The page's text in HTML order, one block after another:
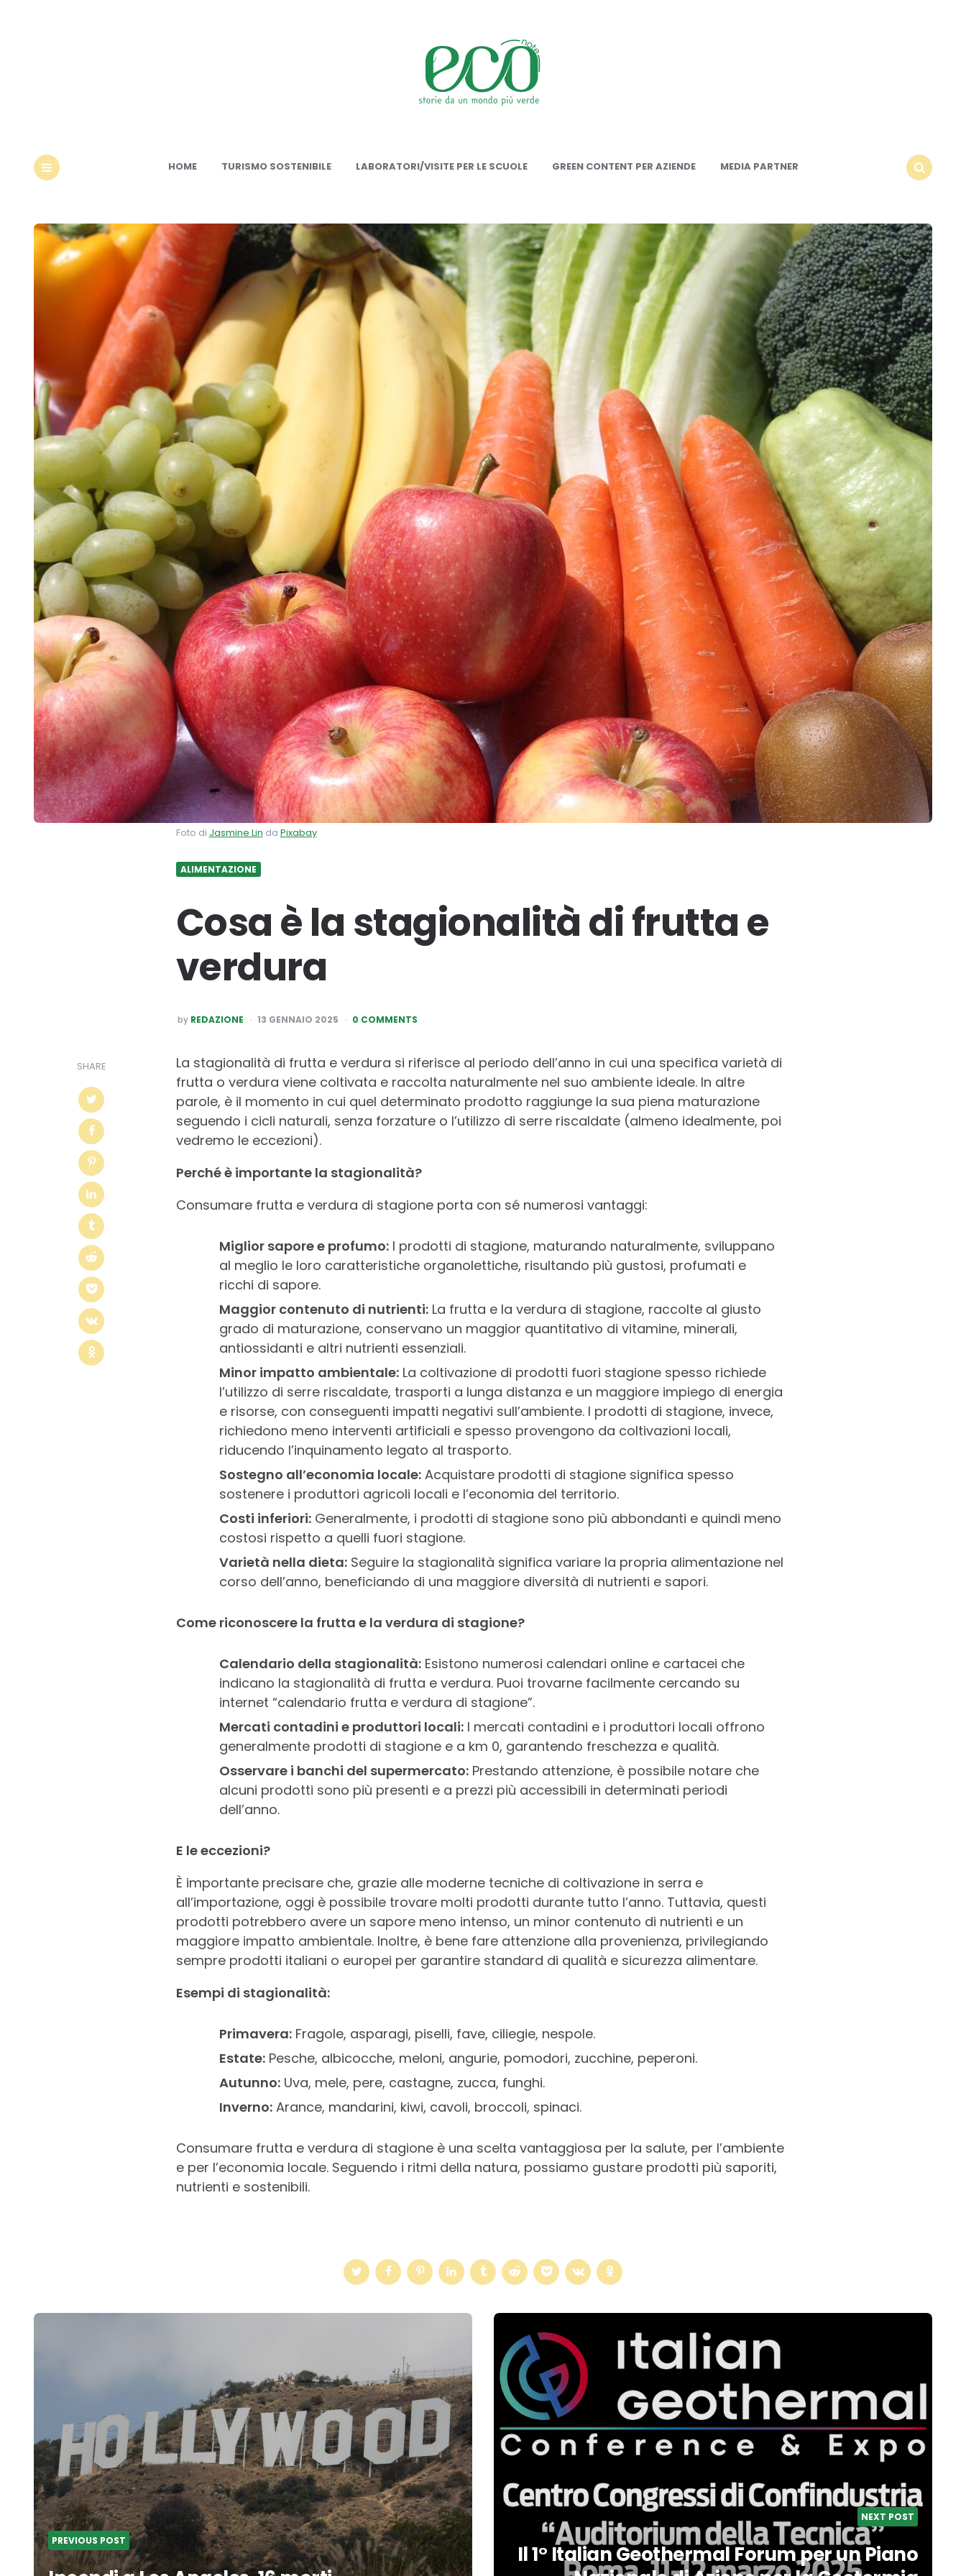
HOME TURISMO SOSTENIBILE LABORATORI/VISITE PER LE SCUOLE GREEN CONTENT PER AZIENDE
MEDIA PARTNER
Foto di Jasmine Lin da Pixabay
ALIMENTAZIONE
Cosa è la stagionalità di frutta e
verdura
POSTED
BY
by REDAZIONE 13 GENNAIO 2025 0 COMMENTS
SHARE
La stagionalità di frutta e verdura si riferisce al periodo dell’anno in cui una specifica varietà di
frutta o verdura viene coltivata e raccolta naturalmente nel suo ambiente ideale. In altre
parole, è il momento in cui quel determinato prodotto raggiunge la sua piena maturazione
seguendo i cicli naturali, senza forzature o l’utilizzo di serre riscaldate (almeno idealmente, poi
vedremo le eccezioni).
Perché è importante la stagionalità?
Consumare frutta e verdura di stagione porta con sé numerosi vantaggi:
Miglior sapore e profumo:I prodotti di stagione, maturando naturalmente, sviluppano
al meglio le loro caratteristiche organolettiche, risultando più gustosi, profumati e
ricchi di sapore.
Maggior contenuto di nutrienti:La frutta e la verdura di stagione, raccolte al giusto
grado di maturazione, conservano un maggior quantitativo di vitamine, minerali,
antiossidanti e altri nutrienti essenziali.
Minor impatto ambientale:La coltivazione di prodotti fuori stagione spesso richiede
l’utilizzo di serre riscaldate, trasporti a lunga distanza e un maggiore impiego di energia
e risorse, con conseguenti impatti negativi sull’ambiente. I prodotti di stagione, invece,
richiedono meno interventi artificiali e spesso provengono da coltivazioni locali,
riducendo l’inquinamento legato al trasporto.
Sostegno all’economia locale:Acquistare prodotti di stagione significa spesso
sostenere i produttori agricoli locali e l’economia del territorio.
Costi inferiori:Generalmente, i prodotti di stagione sono più abbondanti e quindi meno
costosi rispetto a quelli fuori stagione.
Varietà nella dieta:Seguire la stagionalità significa variare la propria alimentazione nel
corso dell’anno, beneficiando di una maggiore diversità di nutrienti e sapori.
Come riconoscere la frutta e la verdura di stagione?
Calendario della stagionalità:Esistono numerosi calendari online e cartacei che
indicano la stagionalità di frutta e verdura. Puoi trovarne facilmente cercando su
internet “calendario frutta e verdura di stagione”.
Mercati contadini e produttori locali:I mercati contadini e i produttori locali offrono
generalmente prodotti di stagione e a km 0, garantendo freschezza e qualità.
Osservare i banchi del supermercato:Prestando attenzione, è possibile notare che
alcuni prodotti sono più presenti e a prezzi più accessibili in determinati periodi
dell’anno.
E le eccezioni?
È importante precisare che, grazie alle moderne tecniche di coltivazione in serra e
all’importazione, oggi è possibile trovare molti prodotti durante tutto l’anno. Tuttavia, questi
prodotti potrebbero avere un sapore meno intenso, un minor contenuto di nutrienti e un
maggiore impatto ambientale. Inoltre, è bene fare attenzione alla provenienza, privilegiando
sempre prodotti italiani o europei per garantire standard di qualità e sicurezza alimentare.
Esempi di stagionalità:
Primavera:Fragole, asparagi, piselli, fave, ciliegie, nespole.
Estate:Pesche, albicocche, meloni, angurie, pomodori, zucchine, peperoni.
Autunno:Uva, mele, pere, castagne, zucca, funghi.
Inverno:Arance, mandarini, kiwi, cavoli, broccoli, spinaci.
Consumare frutta e verdura di stagione è una scelta vantaggiosa per la salute, per l’ambiente
e per l’economia locale. Seguendo i ritmi della natura, possiamo gustare prodotti più saporiti,
nutrienti e sostenibili.
Post
PREVIOUS POST
NEXT POST
Il 1° Italian Geothermal Forum per un Piano